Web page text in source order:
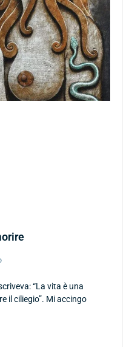
“La vita è una
il ciliegio”. Mi accingo